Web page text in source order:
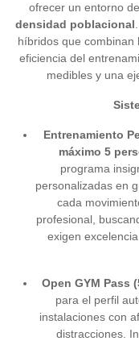
ofrecer un entorno de
densidad poblacional
híbridos que combinan
eficiencia del
medibles y una
Entrenamiento
máximo 5
programa
personalizadas en
cada
profesional,
exigen
Open GYM Pass
para el perfil
instalaciones con
distracciones.